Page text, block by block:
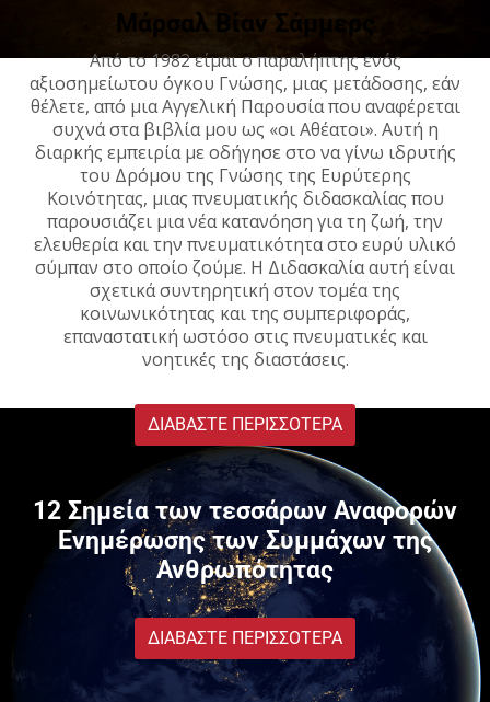
Μάρσαλ Βίαν Σάμμερς
Από το 1982 είμαι ο παραλήπτης ενός
αξιοσημείωτου όγκου Γνώσης, μιας μετάδοσης, εάν
θέλετε, από μια Αγγελική Παρουσία που αναφέρεται
συχνά στα βιβλία μου ως «οι Αθέατοι». Αυτή η
διαρκής εμπειρία με οδήγησε στο να γίνω ιδρυτής
του Δρόμου της Γνώσης της Ευρύτερης
Κοινότητας, μιας πνευματικής διδασκαλίας που
παρουσιάζει μια νέα κατανόηση για τη ζωή, την
ελευθερία και την πνευματικότητα στο ευρύ υλικό
σύμπαν στο οποίο ζούμε. Η Διδασκαλία αυτή είναι
σχετικά συντηρητική στον τομέα της
κοινωνικότητας και της συμπεριφοράς,
επαναστατική ωστόσο στις πνευματικές και
νοητικές της διαστάσεις.
ΔΙΑΒΆΣΤΕ ΠΕΡΙΣΣΌΤΕΡΑ
12 Σημεία των τεσσάρων Αναφορών
Ενημέρωσης των Συμμάχων της
Ανθρωπότητας
ΔΙΑΒΆΣΤΕ ΠΕΡΙΣΣΌΤΕΡΑ